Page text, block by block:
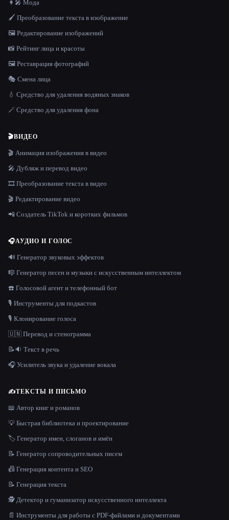
👩‍🎤 Мода
🖌️ Преобразование текста в изображение
🖼️ Редактирование изображений
📸 Рейтинг лица и красоты
🖼️ Реставрация фотографий
🎭 Смена лица
💧 Средство для удаления водяных знаков
🪄 Средство для удаления фона
🎬ВИДЕО
🎬 Анимация изображения в видео
🎤 Дубляж и перевод видео
🎞️ Преобразование текста в видео
🎬 Редактирование видео
📲 Создатель TikTok и коротких фильмов
🎧АУДИО И ГОЛОС
🔊 Генератор звуковых эффектов
🎼 Генератор песен и музыки с искусственным интеллектом
☎️ Голосовой агент и телефонный бот
🎙️ Инструменты для подкастов
🎙️ Клонирование голоса
🇺🇳 Перевод и стенограмма
📝🔉 Текст в речь
🎧 Усилитель звука и удаление вокала
✍️ТЕКСТЫ И ПИСЬМО
📖 Автор книг и романов
💡 Быстрая библиотека и проектирование
🏷️ Генератор имен, слоганов и имён
📝 Генератор сопроводительных писем
📠 Генерация контента и SEO
📝 Генерация текста
🕵️ Детектор и гуманизатор искусственного интеллекта
📄 Инструменты для работы с PDF-файлами и документами